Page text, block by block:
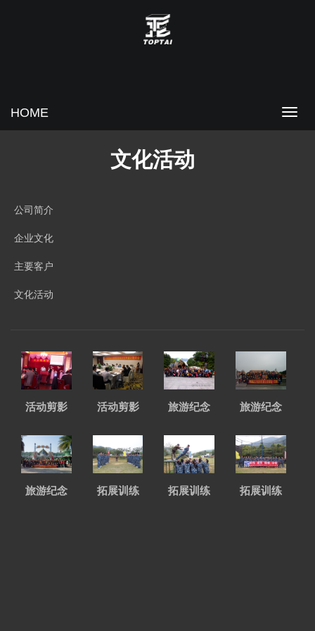
HOME
文化活动
公司简介
企业文化
主要客户
文化活动
活动剪影 活动剪影 旅游纪念 旅游纪念
旅游纪念 拓展训练 拓展训练 拓展训练